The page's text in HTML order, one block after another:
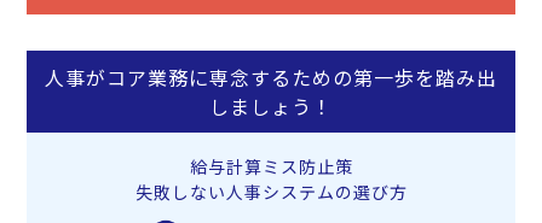
人事がコア業務に専念するための第一歩を踏み出
しましょう！
給与計算ミス防止策
失敗しない人事システムの選び方